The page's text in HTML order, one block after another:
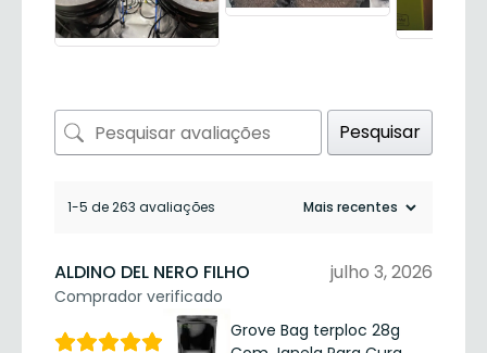
Pesquisar
1-5 de 263 avaliações
ALDINO DEL NERO FILHO
Comprador verificado
julho 3, 2026
Grove Bag terploc 28g